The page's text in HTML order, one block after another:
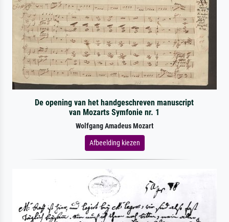
De opening van het handgeschreven manuscript
van Mozarts Symfonie nr. 1
Wolfgang Amadeus Mozart
Afbeelding kiezen